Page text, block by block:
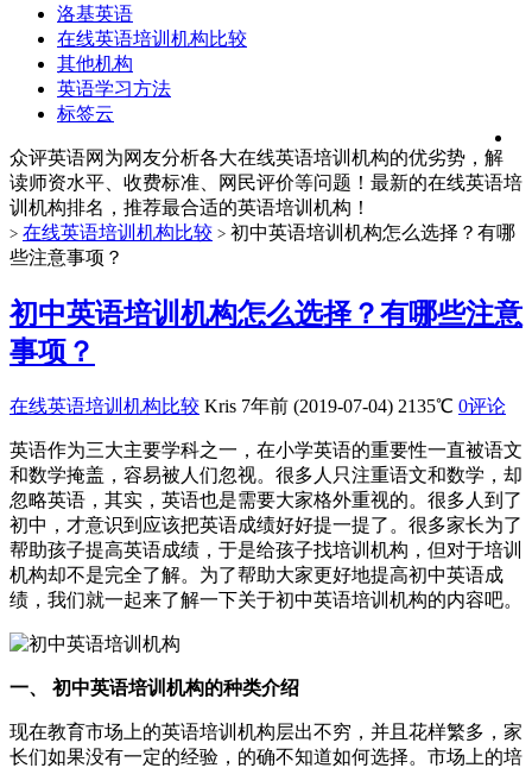
洛基英语
在线英语培训机构比较
其他机构
英语学习方法
标签云
众评英语网为网友分析各大在线英语培训机构的优劣势，解
读师资水平、收费标准、网民评价等问题！最新的在线英语培
训机构排名，推荐最合适的英语培训机构！
> 在线英语培训机构比较 > 初中英语培训机构怎么选择？有哪
些注意事项？
初中英语培训机构怎么选择？有哪些注意
事项？
在线英语培训机构比较 Kris 7年前 (2019-07-04) 2135℃ 0评论
英语作为三大主要学科之一，在小学英语的重要性一直被语文
和数学掩盖，容易被人们忽视。很多人只注重语文和数学，却
忽略英语，其实，英语也是需要大家格外重视的。很多人到了
初中，才意识到应该把英语成绩好好提一提了。很多家长为了
帮助孩子提高英语成绩，于是给孩子找培训机构，但对于培训
机构却不是完全了解。为了帮助大家更好地提高初中英语成
绩，我们就一起来了解一下关于初中英语培训机构的内容吧。
一、 初中英语培训机构的种类介绍
现在教育市场上的英语培训机构层出不穷，并且花样繁多，家
长们如果没有一定的经验，的确不知道如何选择。市场上的培